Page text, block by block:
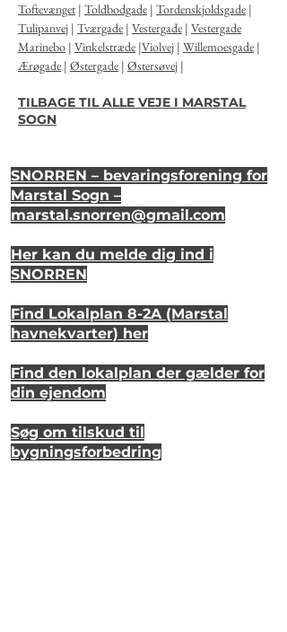
Toftevænget| Toldbodgade | Tordenskjoldsgade |
Tulipanvej | Tværgade | Vestergade | Vestergade
Marinebo | Vinkelstræde |Violvej | Willemoesgade |
Ærøgade | Østergade | Østersøvej |
TILBAGE TIL ALLE VEJE I MARSTAL
SOGN
SNORREN – bevaringsforening for
Marstal Sogn –
marstal.snorren@gmail.com
Her kan du melde dig ind i
SNORREN
Find Lokalplan 8-2A (Marstal
havnekvarter) her
Find den lokalplan der gælder for
din ejendom
Søg om tilskud til
bygningsforbedring